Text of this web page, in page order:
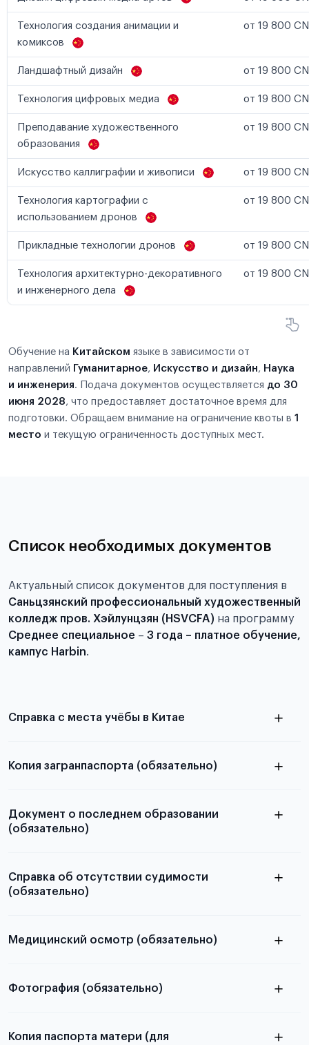
Технология создания анимации и
комиксов
от 19 800
Ландшафтный дизайн от 19 800
Технология цифровых медиа от 19 800
Преподавание художественного
образования
от 19 800
Искусство каллиграфии и живописи от 19 800
Технология картографии с
использованием дронов
от 19 800
Прикладные технологии дронов от 19 800
Технология архитектурно-декоративного
и инженерного дела
от 19 800
Обучение на Китайском языке в зависимости от
направлений Гуманитарное, Искусство и дизайн, Наука
и инженерия. Подача документов осуществляется до 30
июня 2028, что предоставляет достаточное время для
подготовки. Обращаем внимание на ограничение квоты в 1
место и текущую ограниченность доступных мест.
Список необходимых документов
Актуальный список документов для поступления в
Саньцзянский профессиональный художественный
колледж пров. Хэйлунцзян (HSVCFA) на программу
Среднее специальное – 3 года – платное обучение,
кампус Harbin.
Справка с места учёбы в Китае
статье справка с места учёбы в Китае
Копия загранпаспорта (обязательно)
паспорта
Документ о последнем образовании
(обязательно)
Подробная информация о том, какие документы
Справка об отсутствии судимости
(обязательно)
Медицинский осмотр (обязательно)
Для примеров заполнения и пустых
Фотография (обязательно)
Копия паспорта матери (для